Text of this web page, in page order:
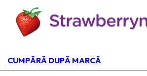
CUMPĂRĂ DUPĂ MARCĂ